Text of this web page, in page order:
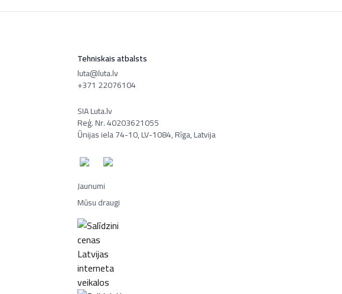
Tehniskais atbalsts
luta@luta.lv
+371 22076104
SIA Luta.lv
Reģ. Nr. 40203621055
Ūnijas iela 74-10, LV-1084, Rīga, Latvija
Jaunumi
Mūsu draugi